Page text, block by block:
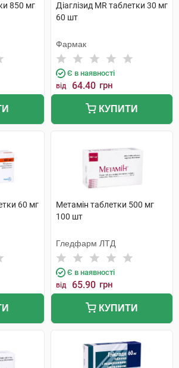
850 мг
Діаглізид MR таблетки 30 мг
60 шт
Фармак
Є в наявності
від 64.40 грн
КУПИТИ
60 мг
Метамін таблетки 500 мг
100 шт
Гледфарм ЛТД
Є в наявності
від 65.90 грн
КУПИТИ